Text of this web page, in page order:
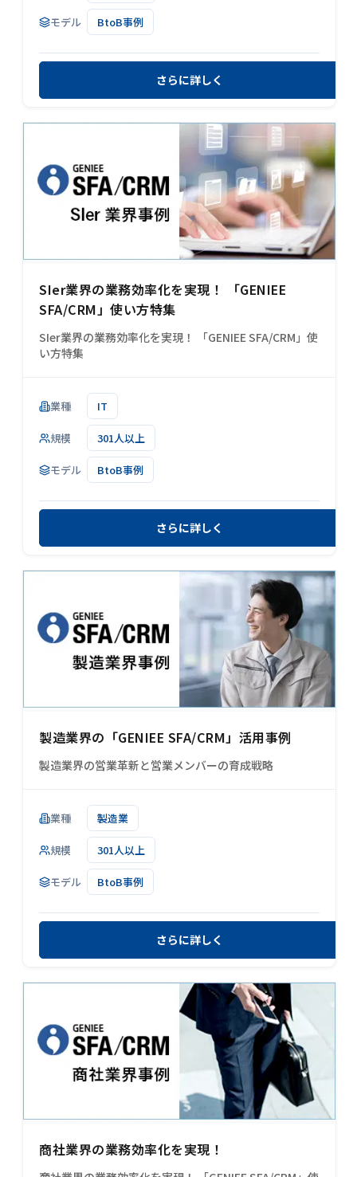
モデル BtoB事例
さらに詳しく
SIer業界の業務効率化を実現！ 「GENIEE
SFA/CRM」使い方特集
SIer業界の業務効率化を実現！ 「GENIEE SFA/CRM」使
い方特集
業種 IT
規模 301人以上
モデル BtoB事例
さらに詳しく
製造業界の「GENIEE SFA/CRM」活用事例
製造業界の営業革新と営業メンバーの育成戦略
業種 製造業
規模 301人以上
モデル BtoB事例
さらに詳しく
商社業界の業務効率化を実現！